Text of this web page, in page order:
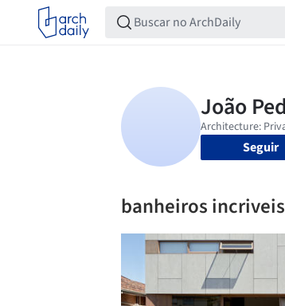
Seguir
banheiros incriveis